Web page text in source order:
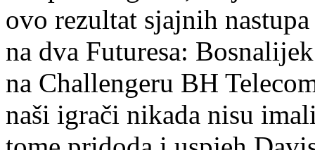
ovo rezultat sjajnih
na dva Futuresa:
na Challengeru BH
naši igrači nikada nisu